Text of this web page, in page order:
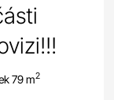
79 m2